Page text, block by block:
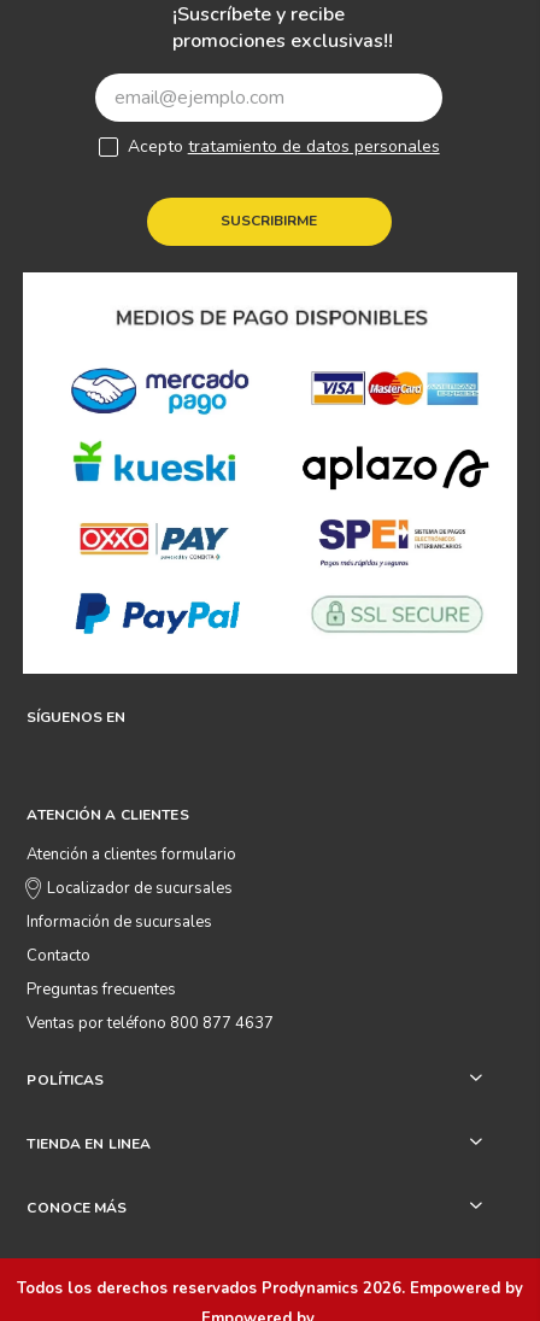
¡Suscríbete y recibe
promociones exclusivas!!
SUSCRIBIRME
Acepto tratamiento de datos personales
SÍGUENOS EN
ATENCIÓN A CLIENTES
Atención a clientes formulario
Localizador de sucursales
Información de sucursales
Contacto
Preguntas frecuentes
Ventas por teléfono 800 877 4637
POLÍTICAS +
TIENDA EN LINEA +
CONOCE MÁS +
Todos los derechos reservados Prodynamics 2026. Empowered by